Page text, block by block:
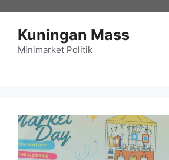
Kuningan Mass
Minimarket Politik